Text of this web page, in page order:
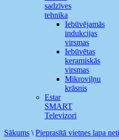
sadzīves
tehnika
Iebūvējamās
indukcijas
virsmas
Iebūvētas
keramiskās
virsmas
Mikroviļņu
krāsnis
Estar
SMART
Televizori
Sākums \ Pieprasītā vietnes lapa